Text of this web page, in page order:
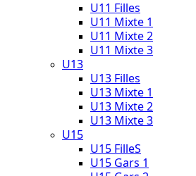
U11 Filles
U11 Mixte 1
U11 Mixte 2
U11 Mixte 3
U13
U13 Filles
U13 Mixte 1
U13 Mixte 2
U13 Mixte 3
U15
U15 FilleS
U15 Gars 1